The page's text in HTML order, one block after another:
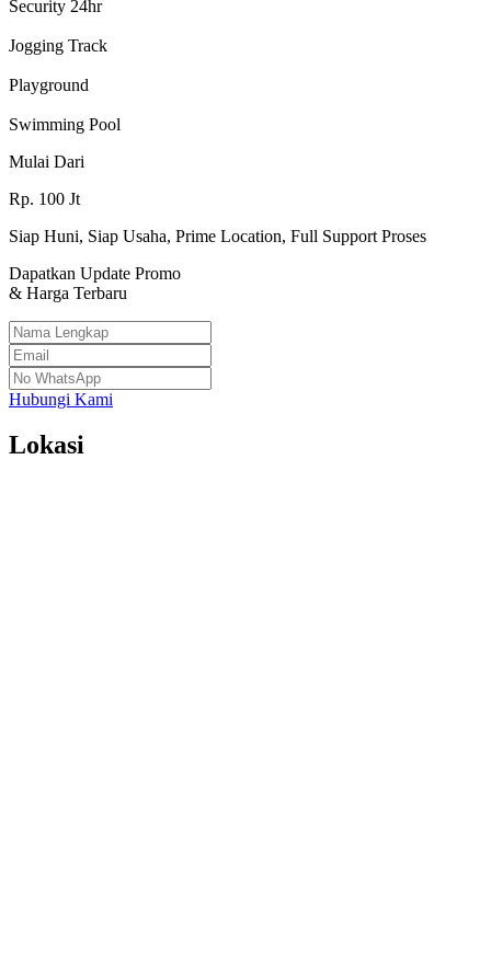
Security 24hr
Jogging Track
Playground
Swimming Pool
Mulai Dari
Rp. 100 Jt
Siap Huni, Siap Usaha, Prime Location, Full Support Proses
Dapatkan Update Promo
& Harga Terbaru
Hubungi Kami
Lokasi